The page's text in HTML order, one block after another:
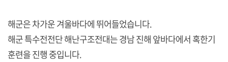
해군은 차가운 겨울바다에 뛰어들었습니다.
해군 특수전전단 해난구조전대는 경남 진해 앞바다에서 혹한기
훈련을 진행 중입니다.